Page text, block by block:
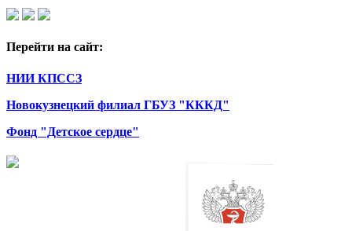
Перейти на сайт:
НИИ КПССЗ
Новокузнецкий филиал ГБУЗ "КККД"
Фонд "Детское сердце"